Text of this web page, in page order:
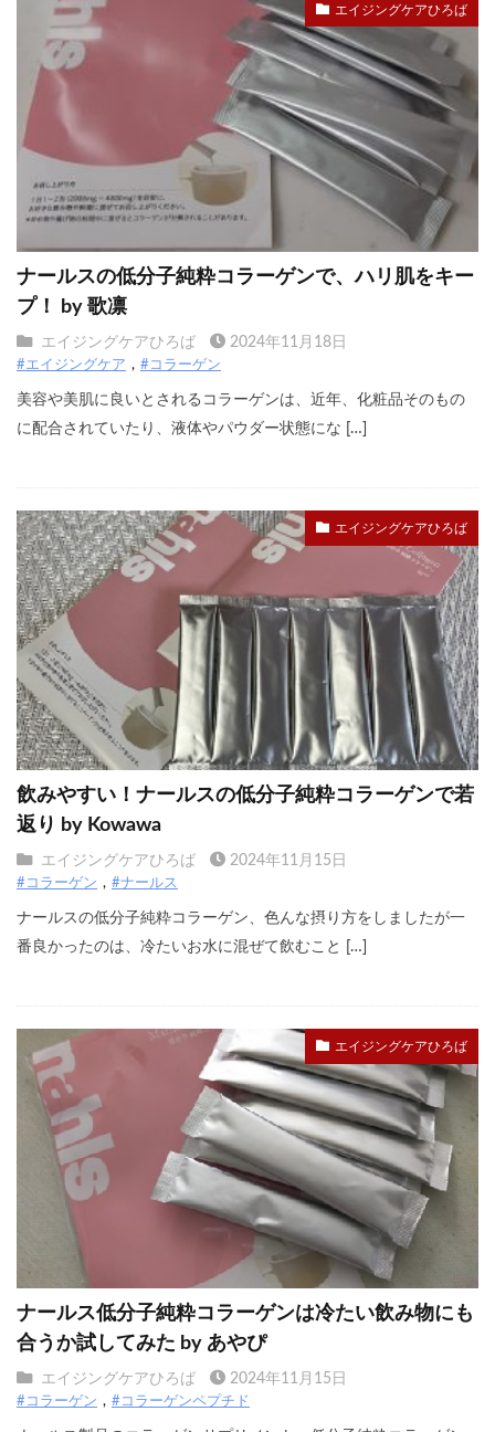
エイジングケアひろば
ナールスの低分子純粋コラーゲンで、ハリ肌をキー
プ！ by 歌凛
エイジングケアひろば 2024年11月18日
#エイジングケア #コラーゲン
美容や美肌に良いとされるコラーゲンは、近年、化粧品そのもの
に配合されていたり、液体やパウダー状態にな […]
エイジングケアひろば
飲みやすい！ナールスの低分子純粋コラーゲンで若
返り by Kowawa
エイジングケアひろば 2024年11月15日
#コラーゲン #ナールス
ナールスの低分子純粋コラーゲン、色んな摂り方をしましたが一
番良かったのは、冷たいお水に混ぜて飲むこと […]
エイジングケアひろば
ナールス低分子純粋コラーゲンは冷たい飲み物にも
合うか試してみた by あやぴ
エイジングケアひろば 2024年11月15日
#コラーゲン #コラーゲンペプチド